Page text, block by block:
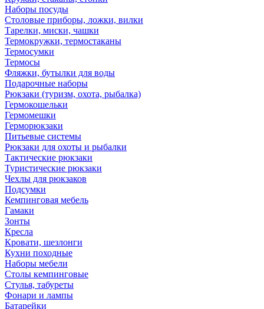
Наборы посуды
Столовые приборы, ложки, вилки
Тарелки, миски, чашки
Термокружки, термостаканы
Термосумки
Термосы
Фляжки, бутылки для воды
Подарочные наборы
Рюкзаки (туризм, охота, рыбалка)
Гермокошельки
Гермомешки
Герморюкзаки
Питьевые системы
Рюкзаки для охоты и рыбалки
Тактические рюкзаки
Туристические рюкзаки
Чехлы для рюкзаков
Подсумки
Кемпинговая мебель
Гамаки
Зонты
Кресла
Кровати, шезлонги
Кухни походные
Наборы мебели
Столы кемпинговые
Стулья, табуреты
Фонари и лампы
Батарейки